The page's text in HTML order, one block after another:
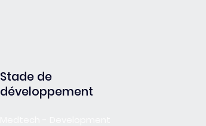
Stade de
développement